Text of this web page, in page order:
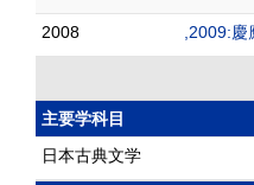
2008 ,2009:
主要学科目
日本古典文学